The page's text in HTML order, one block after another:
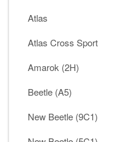
Atlas
Atlas Cross Sport
Amarok (2H)
Beetle (A5)
New Beetle (9C1)